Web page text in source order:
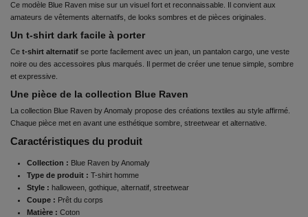
Ce modèle Blue Raven mise sur un visuel fort et reconnaissable. Il convient aux
amateurs de vêtements alternatifs, de looks sombres et de pièces originales.
Un t-shirt dark facile à porter
Ce t-shirt alternatif se porte facilement avec un jean, un pantalon cargo, une veste
noire ou des accessoires plus marqués. Il permet de créer une tenue simple, sombre
et expressive.
Une pièce de la collection Blue Raven
La collection Blue Raven by Anomaly propose des créations textiles au style affirmé.
Chaque pièce met en avant une esthétique sombre, streetwear et alternative.
Caractéristiques du produit
Collection : Blue Raven by Anomaly
Type de produit : T-shirt homme
Style : halloween, gothique, alternatif, streetwear
Coupe : Prêt du corps
Matière : Coton